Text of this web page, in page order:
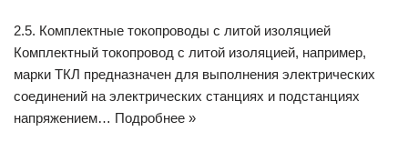
2.5. Комплектные токопроводы с литой изоляцией
Комплектный токопровод с литой изоляцией, например,
марки ТКЛ предназначен для выполнения электрических
соединений на электрических станциях и подстанциях
напряжением… Подробнее »